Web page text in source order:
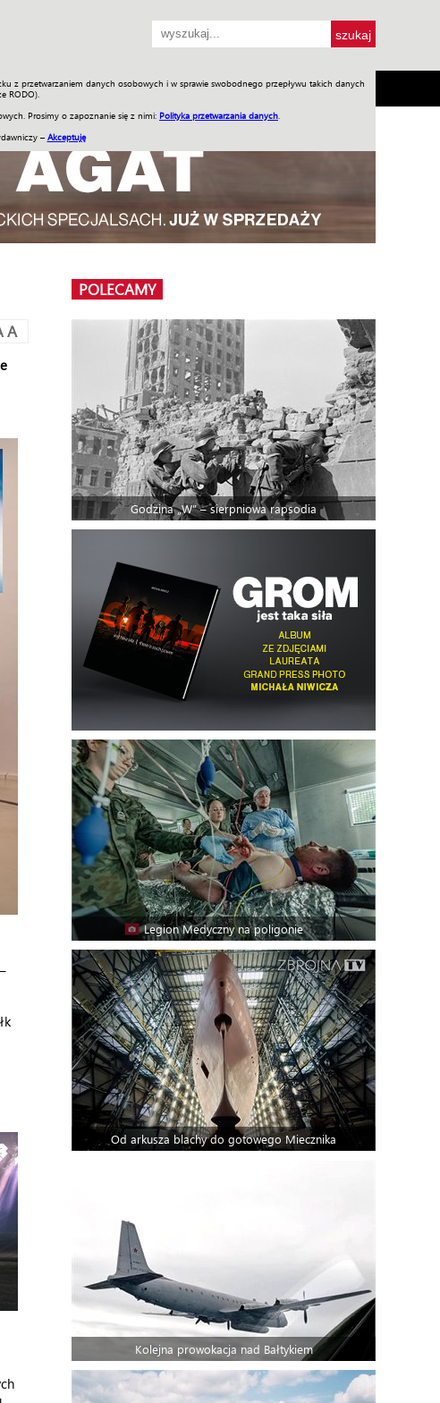
z przetwarzaniem danych osobowych i w sprawie swobodnego przepływu takich danych
RODO).
Prosimy o zapoznanie się z nimi: Polityka przetwarzania danych
– Akceptuję
ENGLISH SKLEP Jednodniówki Praca w WIW
A
POLECAMY
Godzina „W” – sierpniowa rapsodia
Legion Medyczny na poligonie
Od arkusza blachy do gotowego Miecznika
Kolejna prowokacja nad Bałtykiem